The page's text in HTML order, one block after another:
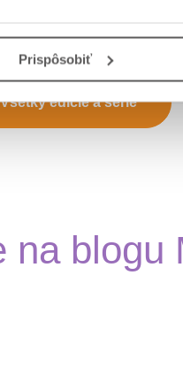
Prispôsobiť
Všetky edície a série
na blogu